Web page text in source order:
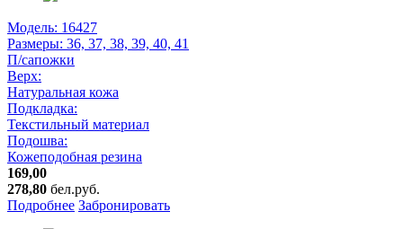
Модель: 16427
Размеры: 36, 37, 38, 39, 40, 41
П/сапожки
Верх:
Натуральная кожа
Подкладка:
Текстильный материал
Подошва:
Кожеподобная резина
169,00
278,80 бел.руб.
Подробнее Забронировать